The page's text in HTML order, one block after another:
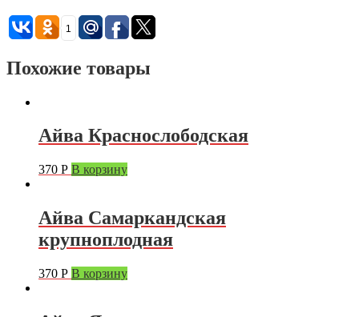
1
Похожие товары
Айва Краснослободская
370 Р В корзину
Айва Самаркандская
крупноплодная
370 Р В корзину